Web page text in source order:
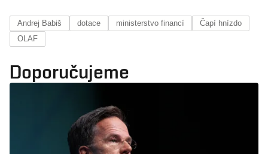
Andrej Babiš dotace ministerstvo financí
Čapí hnízdo
OLAF
Doporučujeme